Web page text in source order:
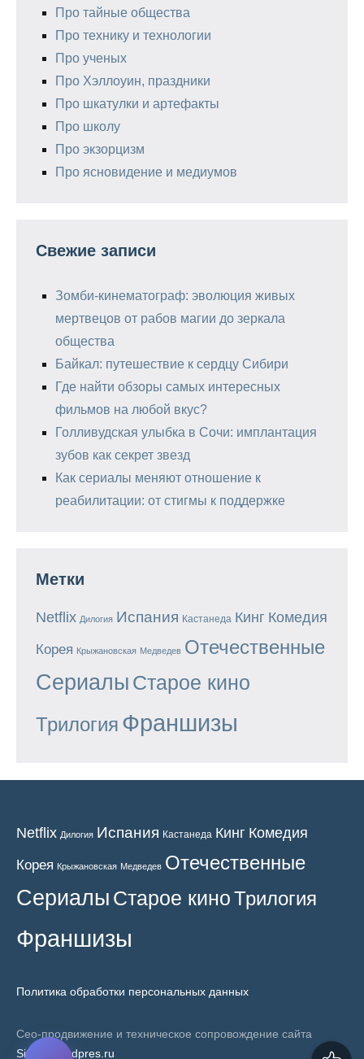
Про тайные общества
Про технику и технологии
Про ученых
Про Хэллоуин, праздники
Про шкатулки и артефакты
Про школу
Про экзорцизм
Про ясновидение и медиумов
Свежие записи
Зомби-кинематограф: эволюция живых
мертвецов от рабов магии до зеркала
общества
Байкал: путешествие к сердцу Сибири
Где найти обзоры самых интересных
фильмов на любой вкус?
Голливудская улыбка в Сочи: имплантация
зубов как секрет звезд
Как сериалы меняют отношение к
реабилитации: от стигмы к поддержке
Метки
Netflix Дилогия Испания Кастанеда Кинг Комедия
Корея Крыжановская Медведев Отечественные
Сериалы Старое кино
Трилогия Франшизы
Netflix Дилогия Испания Кастанеда Кинг Комедия
Корея Крыжановская Медведев Отечественные
Сериалы Старое киноТрилогия
Франшизы
Политика обработки персональных данных
Сео-продвижение и техническое сопровождение сайта
SiteNaWordpres.ru